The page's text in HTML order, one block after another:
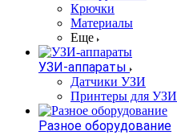
Крючки
Материалы
Еще
УЗИ-аппараты
Датчики УЗИ
Принтеры для УЗИ
Разное оборудование